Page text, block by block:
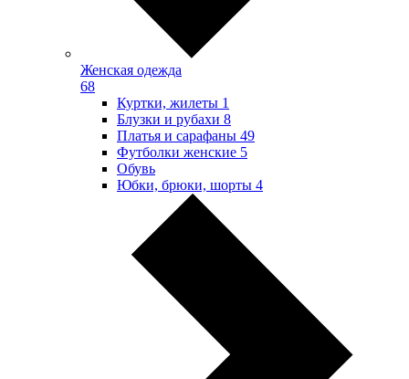
Женская одежда
68
Куртки, жилеты 1
Блузки и рубахи 8
Платья и сарафаны 49
Футболки женские 5
Обувь
Юбки, брюки, шорты 4